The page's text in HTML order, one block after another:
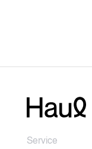
Service